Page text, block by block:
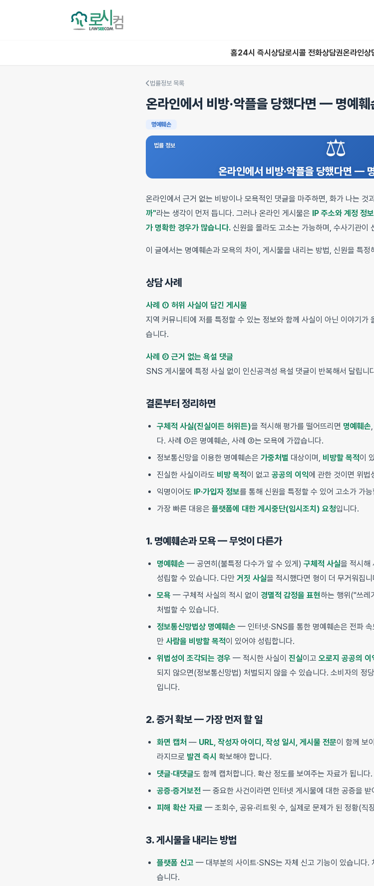
홈24시 즉시상담로시콜 전화상담권온라인상
법률정보 목록
온라인에서 비방·악플을 당했다면 — 명예훼
명예훼손
법률 정보 ⚖️
온라인에서 비방·악플을 당했다면 —
온라인에서 근거 없는 비방이나 모욕적인 댓글을 마주하면, 화가 나는 것
까"라는 생각이 먼저 듭니다. 그러나 온라인 게시물은 IP 주소와 계정 정
가 명확한 경우가 많습니다. 신원을 몰라도 고소는 가능하며, 수사기관이
이 글에서는 명예훼손과 모욕의 차이, 게시물을 내리는 방법, 신원을 특
상담 사례
사례 ① 허위 사실이 담긴 게시물
지역 커뮤니티에 저를 특정할 수 있는 정보와 함께 사실이 아닌 이야기가
습니다.
사례 ② 근거 없는 욕설 댓글
SNS 게시물에 특정 사실 없이 인신공격성 욕설 댓글이 반복해서 달립니
결론부터 정리하면
구체적 사실(진실이든 허위든)을 적시해 평가를 떨어뜨리면 명예훼손
다. 사례 ①은 명예훼손, 사례 ②는 모욕에 가깝습니다.
정보통신망을 이용한 명예훼손은 가중처벌 대상이며, 비방할 목적이
진실한 사실이라도 비방 목적이 없고 공공의 이익에 관한 것이면 위법
익명이어도 IP·가입자 정보를 통해 신원을 특정할 수 있어 고소가 가
가장 빠른 대응은 플랫폼에 대한 게시중단(임시조치) 요청입니다.
1. 명예훼손과 모욕 — 무엇이 다른가
명예훼손 — 공연히(불특정 다수가 알 수 있게) 구체적 사실을 적시해
성립할 수 있습니다. 다만 거짓 사실을 적시했다면 형이 더 무거워집니
모욕 — 구체적 사실의 적시 없이 경멸적 감정을 표현하는 행위("쓰레
처벌할 수 있습니다.
정보통신망법상 명예훼손 — 인터넷·SNS를 통한 명예훼손은 전파
만 사람을 비방할 목적이 있어야 성립합니다.
위법성이 조각되는 경우 — 적시한 사실이 진실이고 오로지 공공의 이
되지 않으면(정보통신망법) 처벌되지 않을 수 있습니다. 소비자의 정
입니다.
2. 증거 확보 — 가장 먼저 할 일
화면 캡처 — URL, 작성자 아이디, 작성 일시, 게시물 전문이 함께 보
라지므로 발견 즉시 확보해야 합니다.
댓글·대댓글도 함께 캡처합니다. 확산 정도를 보여주는 자료가 됩니다.
공증·증거보전 — 중요한 사건이라면 인터넷 게시물에 대한 공증을 받
피해 확산 자료 — 조회수, 공유·리트윗 수, 실제로 문제가 된 정황(직
3. 게시물을 내리는 방법
플랫폼 신고 — 대부분의 사이트·SNS는 자체 신고 기능이 있습니다.
습니다.